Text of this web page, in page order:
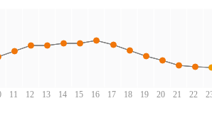
11 12 13 14 15 16 17 18 19 20 21 22